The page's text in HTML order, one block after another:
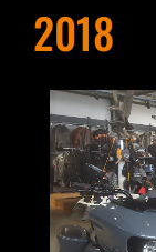
2018